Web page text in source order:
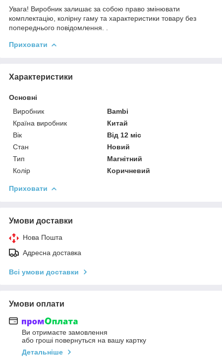
Увага! Виробник залишає за собою право змінювати
комплектацію, колірну гаму та характеристики товару без
попереднього повідомлення. .
Приховати
Характеристики
Основні
Виробник
Bambi
Країна виробник
Китай
Вік
Від 12 міс
Стан
Новий
Тип
Магнітний
Колір
Коричневий
Приховати
Умови доставки
Нова Пошта
Адресна доставка
Всі умови доставки
Умови оплати
Ви отримаєте замовлення
або гроші повернуться на вашу картку
Детальніше